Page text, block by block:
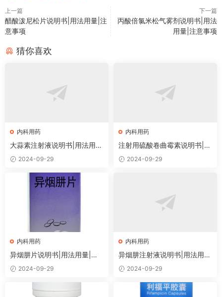
上一篇
醋酸泼尼松片说明书|用法用量|注
意事项
下一篇
丙酸倍氯米松气雾剂说明书|用法
用量|注意事项
猜你喜欢
内科用药
大蒜素注射液说明书|用法用
量|注意事项
2024-09-29
内科用药
注射用硫酸卷曲霉素说明书|用
法用量|注意事项
2024-09-29
内科用药
异烟肼片说明书|用法用量|注
意事项2024-09-29
内科用药
异烟肼注射液说明书|用法用
量|注意事项
2024-09-29